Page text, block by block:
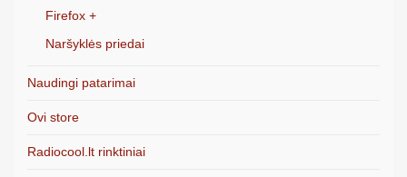
Firefox +
Naršyklės priedai
Naudingi patarimai
Ovi store
Radiocool.lt rinktiniai